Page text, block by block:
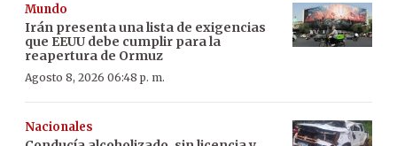
Mundo
Irán presenta una lista de exigencias
que EEUU debe cumplir para la
reapertura de Ormuz
Agosto 8, 2026 06:48 p. m.
Nacionales